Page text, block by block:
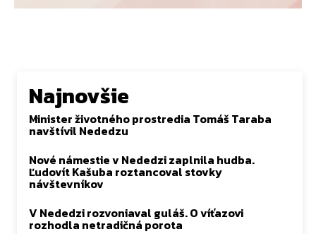
Najnovšie
Minister životného prostredia Tomáš Taraba
navštívil Nededzu
Nové námestie v Nededzi zaplnila hudba.
Ľudovít Kašuba roztancoval stovky
návštevníkov
V Nededzi rozvoniaval guláš. O víťazovi
rozhodla netradičná porota